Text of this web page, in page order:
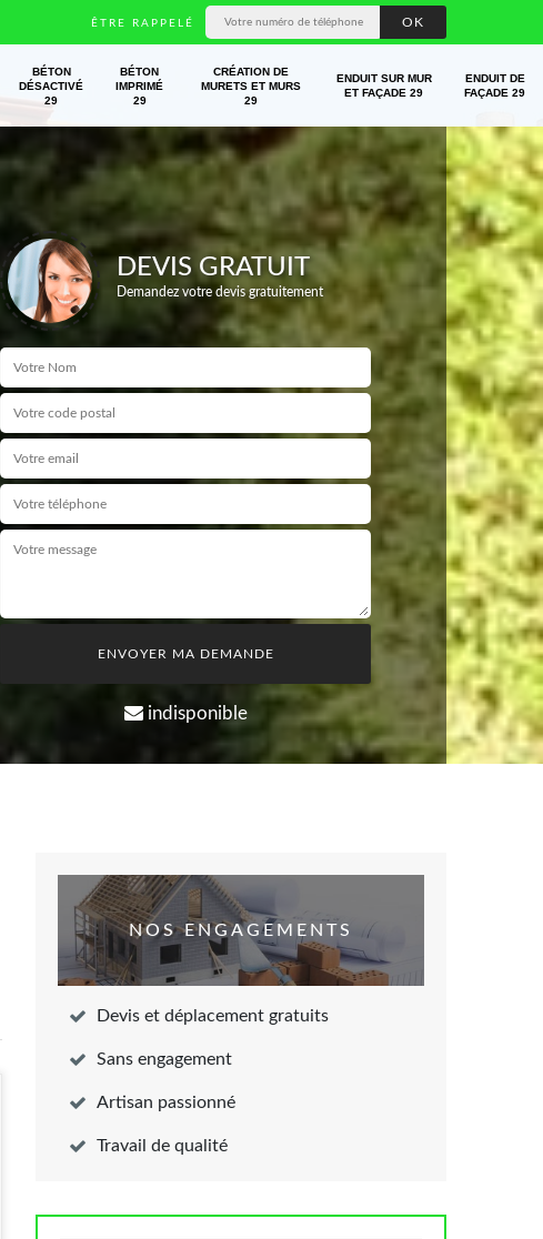
ÊTRE RAPPELÉ
BÉTON
DÉSACTIVÉ
29
BÉTON
IMPRIMÉ
29
CRÉATION DE
MURETS ET MURS
29
ENDUIT SUR MUR
ET FAÇADE 29
ENDUIT DE
FAÇADE 29
DEVIS GRATUIT
Demandez votre devis gratuitement
indisponible
NOS ENGAGEMENTS
Devis et déplacement gratuits
Sans engagement
Artisan passionné
Travail de qualité